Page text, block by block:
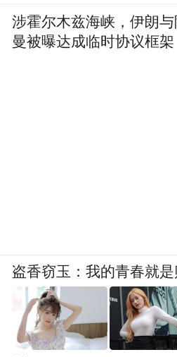
涉霍尔木兹海峡，伊朗与
曼被曝达成临时协议框架
盗香窃玉：我的青春就